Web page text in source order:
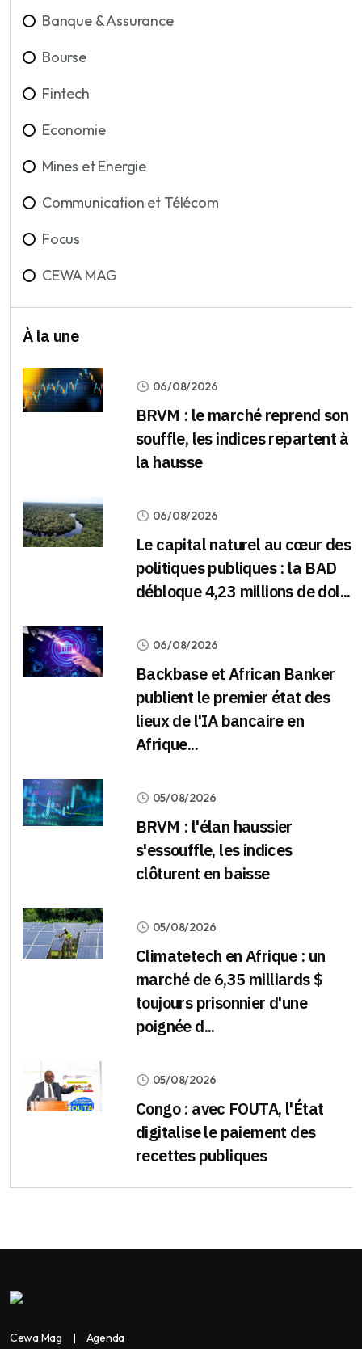
Banque & Assurance
Bourse
Fintech
Economie
Mines et Energie
Communication et Télécom
Focus
CEWA MAG
À la une
06/08/2026
BRVM : le marché reprend son
souffle, les indices repartent à
la hausse
06/08/2026
Le capital naturel au cœur des
politiques publiques : la BAD
débloque 4,23 millions de dol...
06/08/2026
Backbase et African Banker
publient le premier état des
lieux de l'IA bancaire en
Afrique...
05/08/2026
BRVM : l'élan haussier
s'essouffle, les indices
clôturent en baisse
05/08/2026
Climatetech en Afrique : un
marché de 6,35 milliards $
toujours prisonnier d'une
poignée d...
05/08/2026
Congo : avec FOUTA, l'État
digitalise le paiement des
recettes publiques
Cewa Mag Agenda